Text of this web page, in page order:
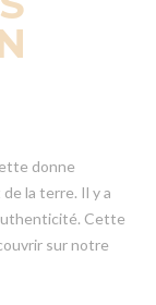
donne
la terre. Il y a
Cette
sur notre